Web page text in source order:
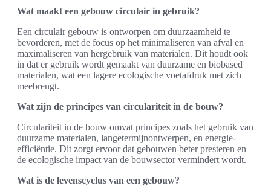
Wat maakt een gebouw circulair in gebruik?
Een circulair gebouw is ontworpen om duurzaamheid te
bevorderen, met de focus op het minimaliseren van afval en
maximaliseren van hergebruik van materialen. Dit houdt ook
in dat er gebruik wordt gemaakt van duurzame en biobased
materialen, wat een lagere ecologische voetafdruk met zich
meebrengt.
Wat zijn de principes van circulariteit in de bouw?
Circulariteit in de bouw omvat principes zoals het gebruik van
duurzame materialen, langetermijnontwerpen, en energie-
efficiëntie. Dit zorgt ervoor dat gebouwen beter presteren en
de ecologische impact van de bouwsector vermindert wordt.
Wat is de levenscyclus van een gebouw?